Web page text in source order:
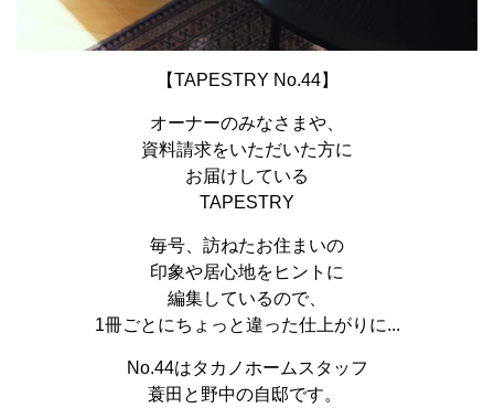
【TAPESTRY No.44】
オーナーのみなさまや、
資料請求をいただいた方に
お届けしている
TAPESTRY
毎号、訪ねたお住まいの
印象や居心地をヒントに
編集しているので、
1冊ごとにちょっと違った仕上がりに...
No.44はタカノホームスタッフ
蓑田と野中の自邸です。